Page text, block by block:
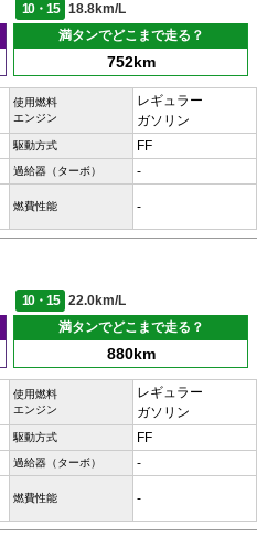
10・15
18.8km/L
満タンでどこまで走る？
752km
使用燃料
エンジン
レギュラー
ガソリン
駆動方式 FF
過給器（ターボ） -
燃費性能 -
10・15
22.0km/L
満タンでどこまで走る？
880km
使用燃料
エンジン
レギュラー
ガソリン
駆動方式 FF
過給器（ターボ） -
燃費性能 -